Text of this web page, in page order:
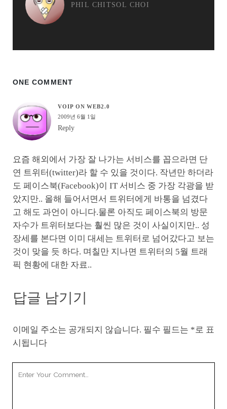
PHIL CHITSOL CHOI
ONE COMMENT
VOIP ON WEB2.0
2009년 6월 1일
Reply
요즘 해외에서 가장 잘 나가는 서비스를 꼽으라면 단
연 트위터(twitter)라 할 수 있을 것이다. 작년만 하더라
도 페이스북(Facebook)이 IT 서비스 중 가장 각광을 받
았지만.. 올해 들어서면서 트위터에게 바통을 넘겼다
고 해도 과언이 아니다.물론 아직도 페이스북의 방문
자수가 트위터보다는 훨씬 많은 것이 사실이지만.. 성
장세를 본다면 이미 대세는 트위터로 넘어갔다고 보는
것이 맞을 듯 하다. 며칠만 지나면 트위터의 5월 트래
픽 현황에 대한 자료..
답글 남기기
이메일 주소는 공개되지 않습니다. 필수 필드는 *로 표
시됩니다